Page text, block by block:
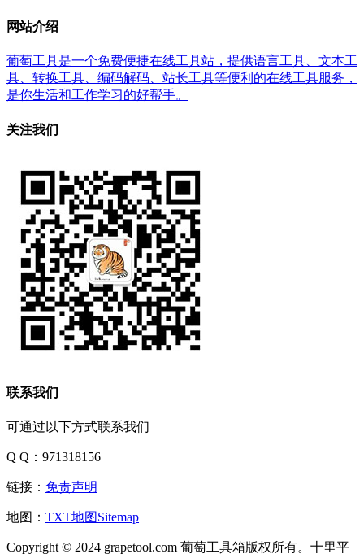
网站介绍
葡萄工具是一个免费便捷在线工具站，提供语言工具、文本工
具、转换工具、编码解码、站长工具等便利的在线工具服务，
是你生活和工作学习的好帮手。
关注我们
联系我们
可通过以下方式联系我们
Q Q：971318156
链接： 免责声明
地图： TXT地图Sitemap
Copyright © 2024 grapetool.com 葡萄工具箱版权所有。十里平